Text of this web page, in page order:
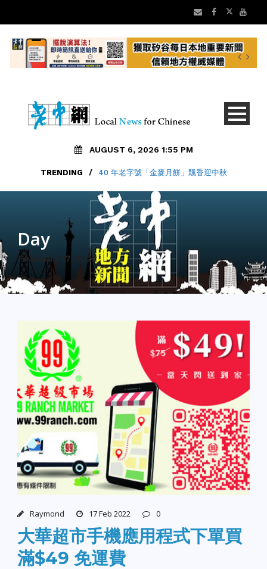
AUGUST 6, 2026 1:55 PM
TRENDING / 40 年老字號「金麥月餅」飄香迎中秋
Day
February 17, 2022
Raymond 17 Feb 2022 0
大華超市手機應用程式下單買
滿$49 免運費